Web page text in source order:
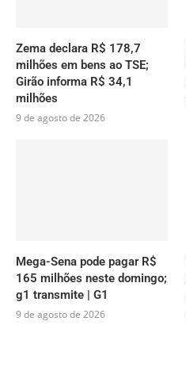
Zema declara R$ 178,7
milhões em bens ao TSE;
Girão informa R$ 34,1
milhões
9 de agosto de 2026
Mega-Sena pode pagar R$
165 milhões neste domingo;
g1 transmite | G1
9 de agosto de 2026